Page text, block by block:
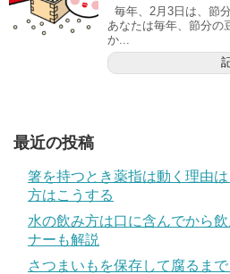
毎年、2月3日は、節
あなたは毎年、節分の
か...
最近の投稿
箸を持つとき薬指は動く理由
方はこうする
水の飲み方は口に含んでから
ナーも解説
さつまいもを保存して腐るま